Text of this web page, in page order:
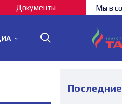
Документы Мы в